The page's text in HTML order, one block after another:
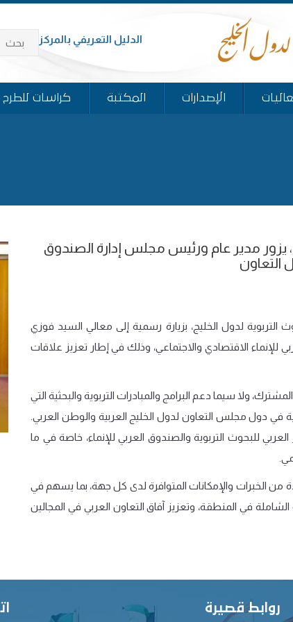
الدليل التعريفي بالمركز
الإصدارات المكتبة كراسات للطرح
يزور مدير عام ورئيس مجلس إدارة الصندوق
التعاون
التربوية لدول الخليج، بزيارة رسمية إلى معالي السيد فوزي
الاقتصادي والاجتماعي، وذلك في إطار تعزيز علاقات
ولا سيما دعم البرامج والمبادرات التربوية والبحثية التي
في دول مجلس التعاون لدول الخليج العربية والوطن العربي.
للبحوث التربوية والصندوق العربي للإنماء، خاصة في ما
من الخبرات والإمكانات المتوافرة لدى كل جهة، بما يسهم في
في المنطقة، وتعزيز آفاق التعاون العربي في المجالين
روابط قصيرة